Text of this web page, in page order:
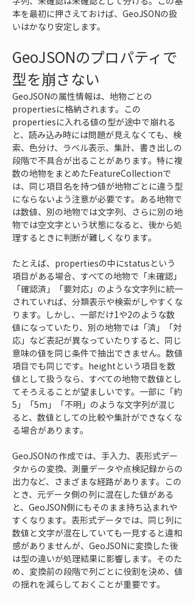
本を最初に押さえておけば、GeoJSONの扱
いはかなり安定します。
GeoJSONのプロパティで
型を崩さない
GeoJSONの属性情報は、地物ごとの
propertiesに格納されます。この
propertiesに入れる値の型が途中で崩れる
と、読み込み時には問題が見えなくても、検
索、色分け、ラベル表示、集計、書き出しの
段階で不具合が出ることがあります。特に複
数の地物をまとめたFeatureCollectionで
は、同じ項目名を持つ値が地物ごとに違う型
にならないよう注意が必要です。ある地物で
は数値、別の地物では文字列、さらに別の地
物では空文字という状態になると、後から処
理するときに判断が難しくなります。
たとえば、propertiesの中にstatusという
項目がある場合、すべての地物で「未確認」
「確認済」「要対応」のような文字列に統一
されていれば、分類表示や検索がしやすくな
ります。しかし、一部だけ1や2のような数
値になっていたり、別の地物では「済」「対
応」など表記が異なっていたりすると、同じ
意味の値を同じ条件で抽出できません。数値
項目でも同じです。heightという項目を数
値として扱うなら、すべての地物で数値とし
てそろえることが望ましいです。一部に「約
5」「5m」「不明」のような文字列が混じ
ると、数値としての比較や集計ができなくな
る場合があります。
GeoJSONの作成では、手入力、表形式デー
タからの変換、測量データや点検記録からの
出力など、さまざまな経路があります。この
とき、元データ側の列に混在した値がある
と、GeoJSON側にもそのまま持ち込まれや
すくなります。表形式データでは、同じ列に
数値と文字が混在していても一見すると違和
感がありませんが、GeoJSONに変換した後
は型の違いが処理結果に影響します。そのた
め、変換前の段階で列ごとに役割を決め、値
の揺れを減らしておくことが重要です。